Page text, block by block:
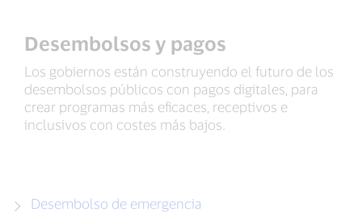
Desembolsos y pagos
Los gobiernos están construyendo el futuro de los
desembolsos públicos con pagos digitales, para
crear programas más eficaces, receptivos e
inclusivos con costes más bajos.
Desembolso de emergencia